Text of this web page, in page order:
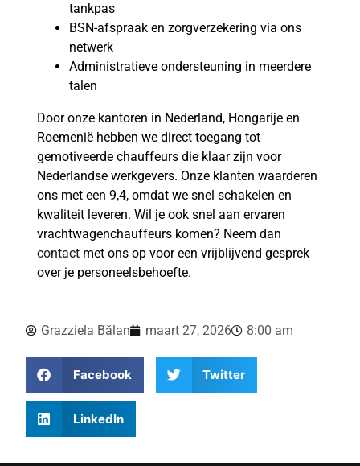
tankpas
BSN-afspraak en zorgverzekering via ons
netwerk
Administratieve ondersteuning in meerdere
talen
Door onze kantoren in Nederland, Hongarije en
Roemenië hebben we direct toegang tot
gemotiveerde chauffeurs die klaar zijn voor
Nederlandse werkgevers. Onze klanten waarderen
ons met een 9,4, omdat we snel schakelen en
kwaliteit leveren. Wil je ook snel aan ervaren
vrachtwagenchauffeurs komen? Neem dan
contact met ons op voor een vrijblijvend gesprek
over je personeelsbehoefte.
Grazziela Bălan maart 27, 2026 8:00 am
Facebook Twitter
LinkedIn